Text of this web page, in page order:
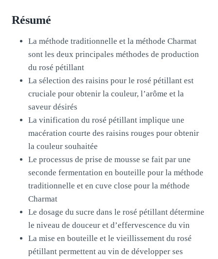
Résumé
La méthode traditionnelle et la méthode Charmat
sont les deux principales méthodes de production
du rosé pétillant
La sélection des raisins pour le rosé pétillant est
cruciale pour obtenir la couleur, l’arôme et la
saveur désirés
La vinification du rosé pétillant implique une
macération courte des raisins rouges pour obtenir
la couleur souhaitée
Le processus de prise de mousse se fait par une
seconde fermentation en bouteille pour la méthode
traditionnelle et en cuve close pour la méthode
Charmat
Le dosage du sucre dans le rosé pétillant détermine
le niveau de douceur et d’effervescence du vin
La mise en bouteille et le vieillissement du rosé
pétillant permettent au vin de développer ses